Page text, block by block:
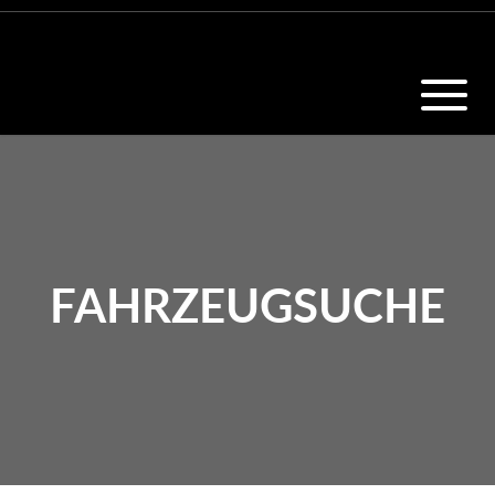
FAHRZEUGSUCHE